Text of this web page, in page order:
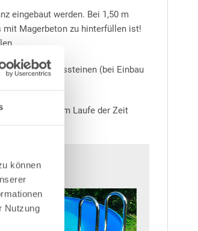
können
Nutzung
eingebaut werden. Bei 1,50 m
mit Magerbeton zu hinterfüllen ist!
Schalungssteinen (bei Einbau
da dies sich im Laufe der Zeit